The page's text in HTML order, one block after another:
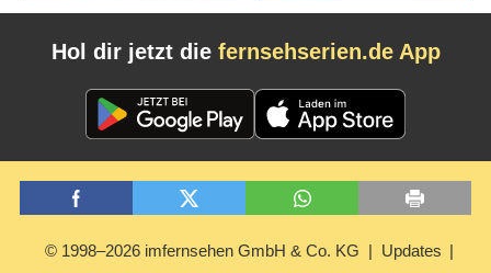
Hol dir jetzt die fernsehserien.de App
© 1998–2026 imfernsehen GmbH & Co. KG Updates